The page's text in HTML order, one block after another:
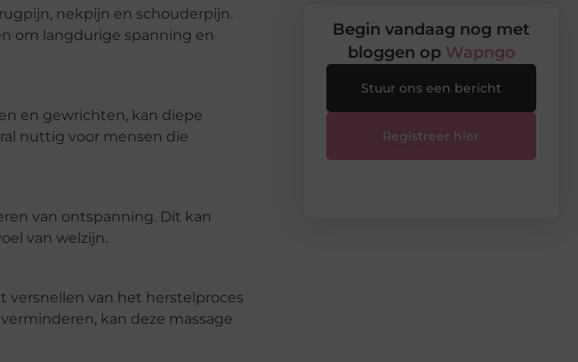
nekpijn en schouderpijn.
om langdurige spanning en
en gewrichten, kan diepe
nuttig voor mensen die
van ontspanning. Dit kan
van welzijn.
van het herstelproces
kan deze massage
Begin vandaag nog met
bloggen op Wapngo
Stuur ons een bericht
Registreer hier